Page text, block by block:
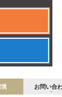
境 お問い合